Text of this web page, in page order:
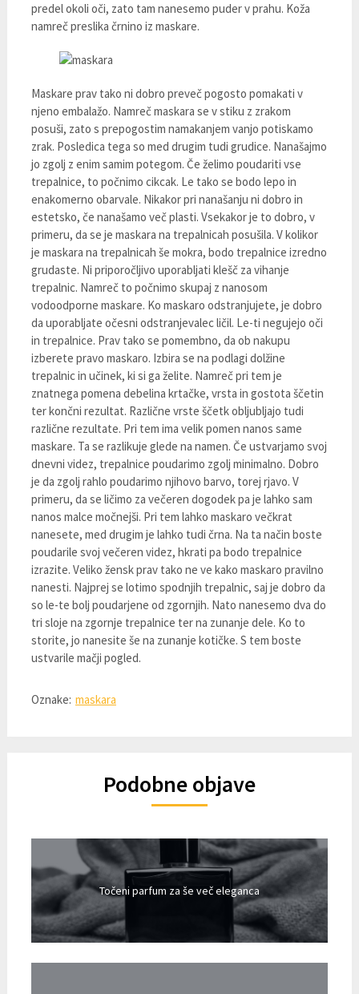
predel okoli oči, zato tam nanesemo puder v prahu. Koža
namreč preslika črnino iz maskare.
Maskare prav tako ni dobro preveč pogosto pomakati v
njeno embalažo. Namreč maskara se v stiku z zrakom
posuši, zato s prepogostim namakanjem vanjo potiskamo
zrak. Posledica tega so med drugim tudi grudice. Nanašajmo
jo zgolj z enim samim potegom. Če želimo poudariti vse
trepalnice, to počnimo cikcak. Le tako se bodo lepo in
enakomerno obarvale. Nikakor pri nanašanju ni dobro in
estetsko, če nanašamo več plasti. Vsekakor je to dobro, v
primeru, da se je maskara na trepalnicah posušila. V kolikor
je maskara na trepalnicah še mokra, bodo trepalnice izredno
grudaste. Ni priporočljivo uporabljati klešč za vihanje
trepalnic. Namreč to počnimo skupaj z nanosom
vodoodporne maskare. Ko maskaro odstranjujete, je dobro
da uporabljate očesni odstranjevalec ličil. Le-ti negujejo oči
in trepalnice. Prav tako se pomembno, da ob nakupu
izberete pravo maskaro. Izbira se na podlagi dolžine
trepalnic in učinek, ki si ga želite. Namreč pri tem je
znatnega pomena debelina krtačke, vrsta in gostota ščetin
ter končni rezultat. Različne vrste ščetk obljubljajo tudi
različne rezultate. Pri tem ima velik pomen nanos same
maskare. Ta se razlikuje glede na namen. Če ustvarjamo svoj
dnevni videz, trepalnice poudarimo zgolj minimalno. Dobro
je da zgolj rahlo poudarimo njihovo barvo, torej rjavo. V
primeru, da se ličimo za večeren dogodek pa je lahko sam
nanos malce močnejši. Pri tem lahko maskaro večkrat
nanesete, med drugim je lahko tudi črna. Na ta način boste
poudarile svoj večeren videz, hkrati pa bodo trepalnice
izrazite. Veliko žensk prav tako ne ve kako maskaro pravilno
nanesti. Najprej se lotimo spodnjih trepalnic, saj je dobro da
so le-te bolj poudarjene od zgornjih. Nato nanesemo dva do
tri sloje na zgornje trepalnice ter na zunanje dele. Ko to
storite, jo nanesite še na zunanje kotičke. S tem boste
ustvarile mačji pogled.
Oznake: maskara
Podobne objave
Točeni parfum za še več eleganca